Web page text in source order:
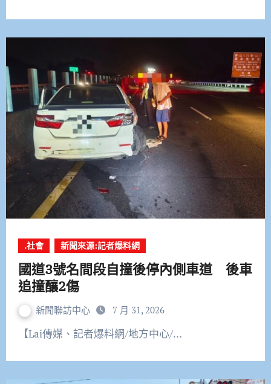
.社會 新聞來源:記者爆料網
國道3號名間段自撞後停內側車道 後車
追撞釀2傷
新聞聯訪中心 7 月 31, 2026
【Lai傳媒、記者爆料網/地方中心/…